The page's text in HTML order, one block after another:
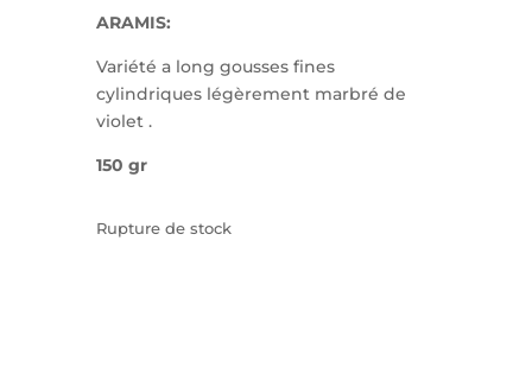
ARAMIS:
Variété a long gousses fines
cylindriques légèrement marbré de
violet .
150 gr
Rupture de stock